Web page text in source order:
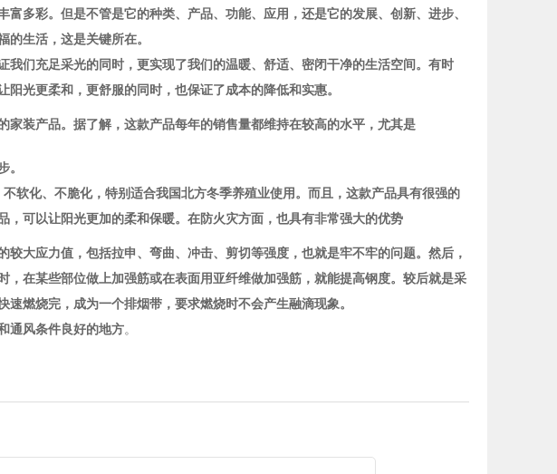
多彩。但是不管是它的种类、产品、功能、应用，还是它的发展、创新、进步、
生活，这是关键所在。
们充足采光的同时，更实现了我们的温暖、舒适、密闭干净的生活空间。有时
光更柔和，更舒服的同时，也保证了成本的降低和实惠。
家装产品。据了解，这款产品每年的销售量都维持在较高的水平，尤其是
。
软化、不脆化，特别适合我国北方冬季养殖业使用。而且，这款产品具有很强的
可以让阳光更加的柔和保暖。在防火灾方面，也具有非常强大的优势
大应力值，包括拉申、弯曲、冲击、剪切等强度，也就是牢不牢的问题。然后，
在某些部位做上加强筋或在表面用亚纤维做加强筋，就能提高钢度。较后就是采
燃烧完，成为一个排烟带，要求燃烧时不会产生融滴现象。
通风条件良好的地方。